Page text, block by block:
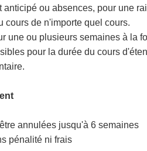
anticipé ou absences, pour une
cours de n'importe quel cours.
une ou plusieurs semaines à la
pour la durée du cours
annulées jusqu'à 6 semaines
pénalité ni frais